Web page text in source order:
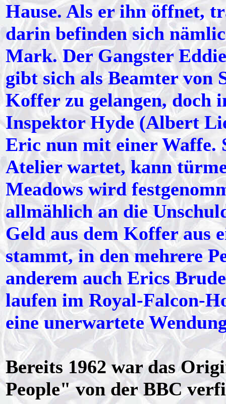
Hause. Als er ihn öffnet,
darin befinden sich
Mark. Der Gangster
gibt sich als Beamter von
Koffer zu gelangen, doch
Inspektor Hyde (Albert
Eric nun mit einer Waffe.
Atelier wartet, kann
Meadows wird
allmählich an die
Geld aus dem Koffer aus
stammt, in den mehrere
anderem auch Erics
laufen im Royal-Falcon-
eine unerwartete
Bereits 1962 war das
People" von der BBC